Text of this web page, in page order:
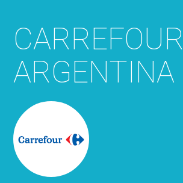
CARREFOUR
ARGENTINA